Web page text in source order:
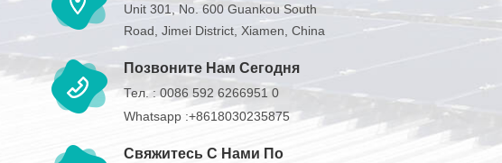
Unit 301, No. 600 Guankou South
Road, Jimei District, Xiamen, China
Позвоните Нам Сегодня
Тел. :0086 592 6266951 0
Whatsapp :+8618030235875
Свяжитесь С Нами По